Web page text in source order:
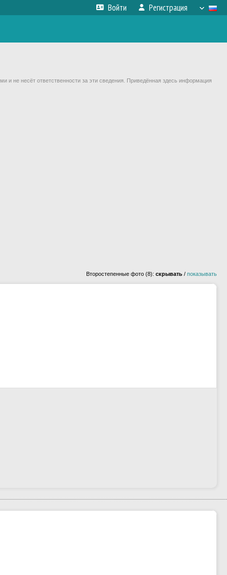
Войти Регистрация
и не несёт ответственности за эти сведения. Приведённая здесь информация
Второстепенные фото (8): скрывать / показывать